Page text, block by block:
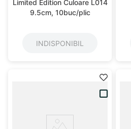
Limited Edition Culoare L014
9.5cm, 10buc/plic
INDISPONIBIL